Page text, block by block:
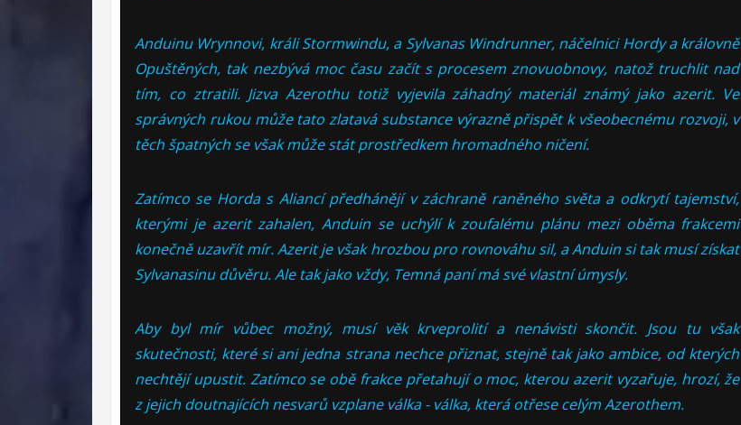
Anduinu Wrynnovi, králi Stormwindu, a Sylvanas Windrunner, náčelnici Hordy a královně
Opuštěných, tak nezbývá moc času začít s procesem znovuobnovy, natož truchlit nad
tím, co ztratili. Jizva Azerothu totiž vyjevila záhadný materiál známý jako azerit. Ve
správných rukou může tato zlatavá substance výrazně přispět k všeobecnému rozvoji, v
těch špatných se však může stát prostředkem hromadného ničení.
Zatímco se Horda s Aliancí předhánějí v záchraně raněného světa a odkrytí tajemství,
kterými je azerit zahalen, Anduin se uchýlí k zoufalému plánu mezi oběma frakcemi
konečně uzavřít mír. Azerit je však hrozbou pro rovnováhu sil, a Anduin si tak musí získat
Sylvanasinu důvěru. Ale tak jako vždy, Temná paní má své vlastní úmysly.
Aby byl mír vůbec možný, musí věk krveprolití a nenávisti skončit. Jsou tu však
skutečnosti, které si ani jedna strana nechce přiznat, stejně tak jako ambice, od kterých
nechtějí upustit. Zatímco se obě frakce přetahují o moc, kterou azerit vyzařuje, hrozí, že
z jejich doutnajících nesvarů vzplane válka - válka, která otřese celým Azerothem.